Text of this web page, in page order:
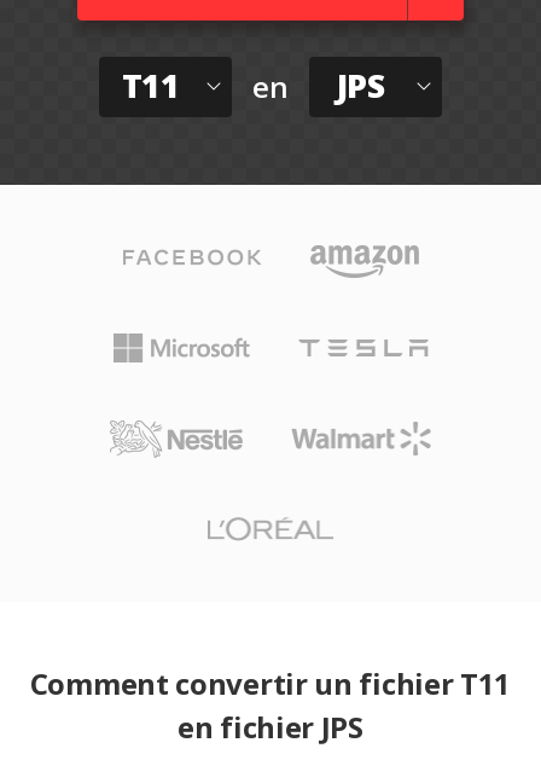
T11 en JPS
Comment convertir un fichier T11
en fichier JPS